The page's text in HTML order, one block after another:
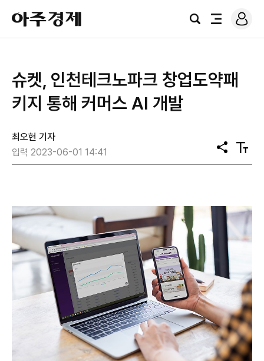
아
주
경
검
전
로
그
슈켓, 인천테크노파크 창업도약패
키지 통해 커머스 AI 개발
최오현 기자
입력 2023-06-01 14:41
공
유
텍
스